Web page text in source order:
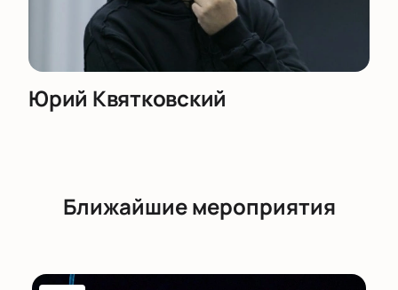
Юрий Квятковский
Ближайшие мероприятия